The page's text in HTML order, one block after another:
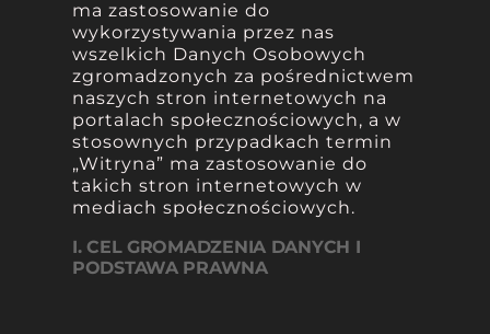
ma zastosowanie do
wykorzystywania przez nas
wszelkich Danych Osobowych
zgromadzonych za pośrednictwem
naszych stron internetowych na
portalach społecznościowych, a w
stosownych przypadkach termin
„Witryna” ma zastosowanie do
takich stron internetowych w
mediach społecznościowych.
I. CEL GROMADZENIA DANYCH I
PODSTAWA PRAWNA